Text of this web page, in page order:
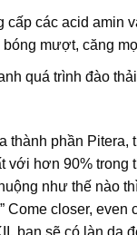
các acid amin
mượt, căng
quá trình đào
thành phần Pitera,
hơn 90% trong
như thế nào
Come closer,
bạn sẽ có làn da